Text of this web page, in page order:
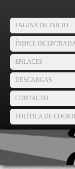
PAGINA DE INICIO
ÍNDICE DE
ENLACES
DESCARGAS
CONTACTO
POLÍTICA DE